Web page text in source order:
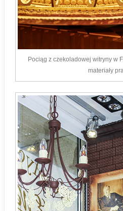
Pociąg z czekoladowej witryny w
materiały